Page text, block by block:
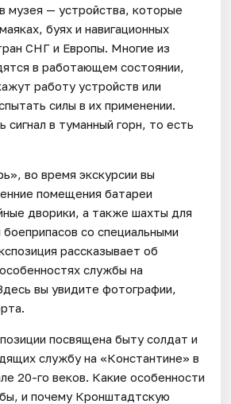
музея — устройства, которые
буях и навигационных
СНГ и Европы. Многие из
в работающем состоянии,
работу устройств или
силы в их применении.
сигнал в туманный горн, то есть
во время экскурсии вы
помещения батареи
дворики, а также шахты для
со специальными
рассказывает об
службы на
вы увидите фотографии,
посвящена быту солдат и
службу на «Константине» в
20-го веков. Какие особенности
и почему Кронштадтскую